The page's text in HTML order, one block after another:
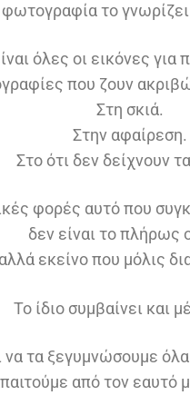
το
όλες οι εικόνες
που ζουν
Στη σκιά.
Στην αφαίρεση.
Στο ότι δεν δείχνουν
φορές αυτό που
δεν είναι το πλήρως
αλλά εκείνο που μόλις
Το ίδιο συμβαίνει και
να τα ξεγυμνώσουμε όλα
από τον εαυτό